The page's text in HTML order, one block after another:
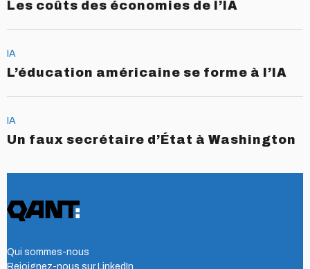
Les coûts des économies de l’IA
IA
L’éducation américaine se forme à l’IA
IA
Un faux secrétaire d’État à Washington
Qui sommes-nous
Rejoignez-nous sur LinkedIn